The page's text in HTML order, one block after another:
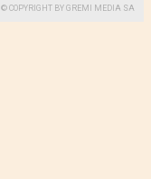
© COPYRIGHT BY GREMI MEDIA SA